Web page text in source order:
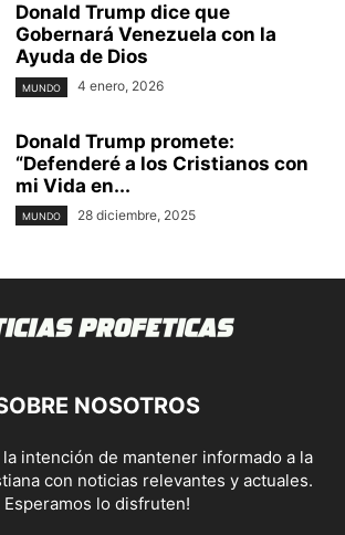
Donald Trump dice que
Gobernará Venezuela con la
Ayuda de Dios
MUNDO 4 enero, 2026
Donald Trump promete:
“Defenderé a los Cristianos con
mi Vida en...
MUNDO 28 diciembre, 2025
NOSOTROS
intención de mantener informado a la
con noticias relevantes y actuales.
Esperamos lo disfruten!